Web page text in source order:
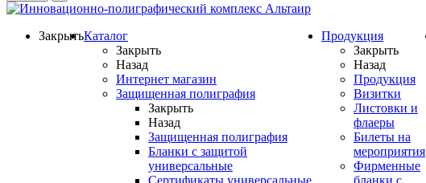
ЗакрытьКаталог
Закрыть
Назад
Интернет магазин
Защищенная полиграфия
Закрыть
Назад
Защищенная полиграфия
Бланки с защитой
универсальные
Сертификаты универсальные
Продукция
Закрыть
Назад
Продукция
Визитки
Листовки и
флаеры
Билеты на
мероприятия
Фирменные
бланки с